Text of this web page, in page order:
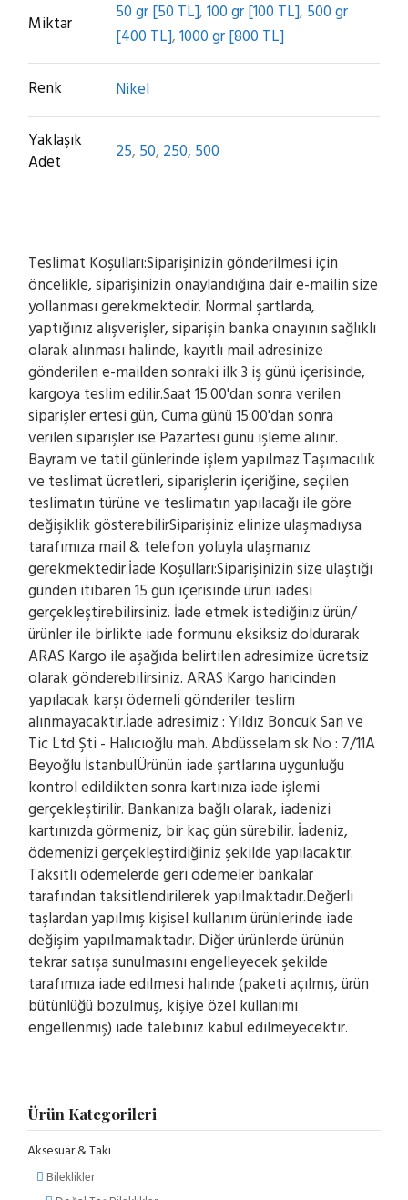
Miktar 50 gr [50 TL],100 gr [100 TL], 500 gr
[400 TL],1000 gr [800 TL]
Renk Nikel
Yaklaşık
Adet
25, 50, 250, 500
Teslimat Koşulları:Siparişinizin gönderilmesi için
öncelikle, siparişinizin onaylandığına dair e-mailin size
yollanması gerekmektedir. Normal şartlarda,
yaptığınız alışverişler, siparişin banka onayının sağlıklı
olarak alınması halinde, kayıtlı mail adresinize
gönderilen e-mailden sonraki ilk 3 iş günü içerisinde,
kargoya teslim edilir.Saat 15:00'dan sonra verilen
siparişler ertesi gün, Cuma günü 15:00'dan sonra
verilen siparişler ise Pazartesi günü işleme alınır.
Bayram ve tatil günlerinde işlem yapılmaz.Taşımacılık
ve teslimat ücretleri, siparişlerin içeriğine, seçilen
teslimatın türüne ve teslimatın yapılacağı ile göre
değişiklik gösterebilirSiparişiniz elinize ulaşmadıysa
tarafımıza mail & telefon yoluyla ulaşmanız
gerekmektedir.İade Koşulları:Siparişinizin size ulaştığı
günden itibaren 15 gün içerisinde ürün iadesi
gerçekleştirebilirsiniz. İade etmek istediğiniz ürün/
ürünler ile birlikte iade formunu eksiksiz doldurarak
ARAS Kargo ile aşağıda belirtilen adresimize ücretsiz
olarak gönderebilirsiniz. ARAS Kargo haricinden
yapılacak karşı ödemeli gönderiler teslim
alınmayacaktır.İade adresimiz : Yıldız Boncuk San ve
Tic Ltd Şti - Halıcıoğlu mah. Abdüsselam sk No : 7/11A
Beyoğlu İstanbulÜrünün iade şartlarına uygunluğu
kontrol edildikten sonra kartınıza iade işlemi
gerçekleştirilir. Bankanıza bağlı olarak, iadenizi
kartınızda görmeniz, bir kaç gün sürebilir. İadeniz,
ödemenizi gerçekleştirdiğiniz şekilde yapılacaktır.
Taksitli ödemelerde geri ödemeler bankalar
tarafından taksitlendirilerek yapılmaktadır.Değerli
taşlardan yapılmış kişisel kullanım ürünlerinde iade
değişim yapılmamaktadır. Diğer ürünlerde ürünün
tekrar satışa sunulmasını engelleyecek şekilde
tarafımıza iade edilmesi halinde (paketi açılmış, ürün
bütünlüğü bozulmuş, kişiye özel kullanımı
engellenmiş) iade talebiniz kabul edilmeyecektir.
Ürün Kategorileri
Aksesuar & Takı
Bileklikler